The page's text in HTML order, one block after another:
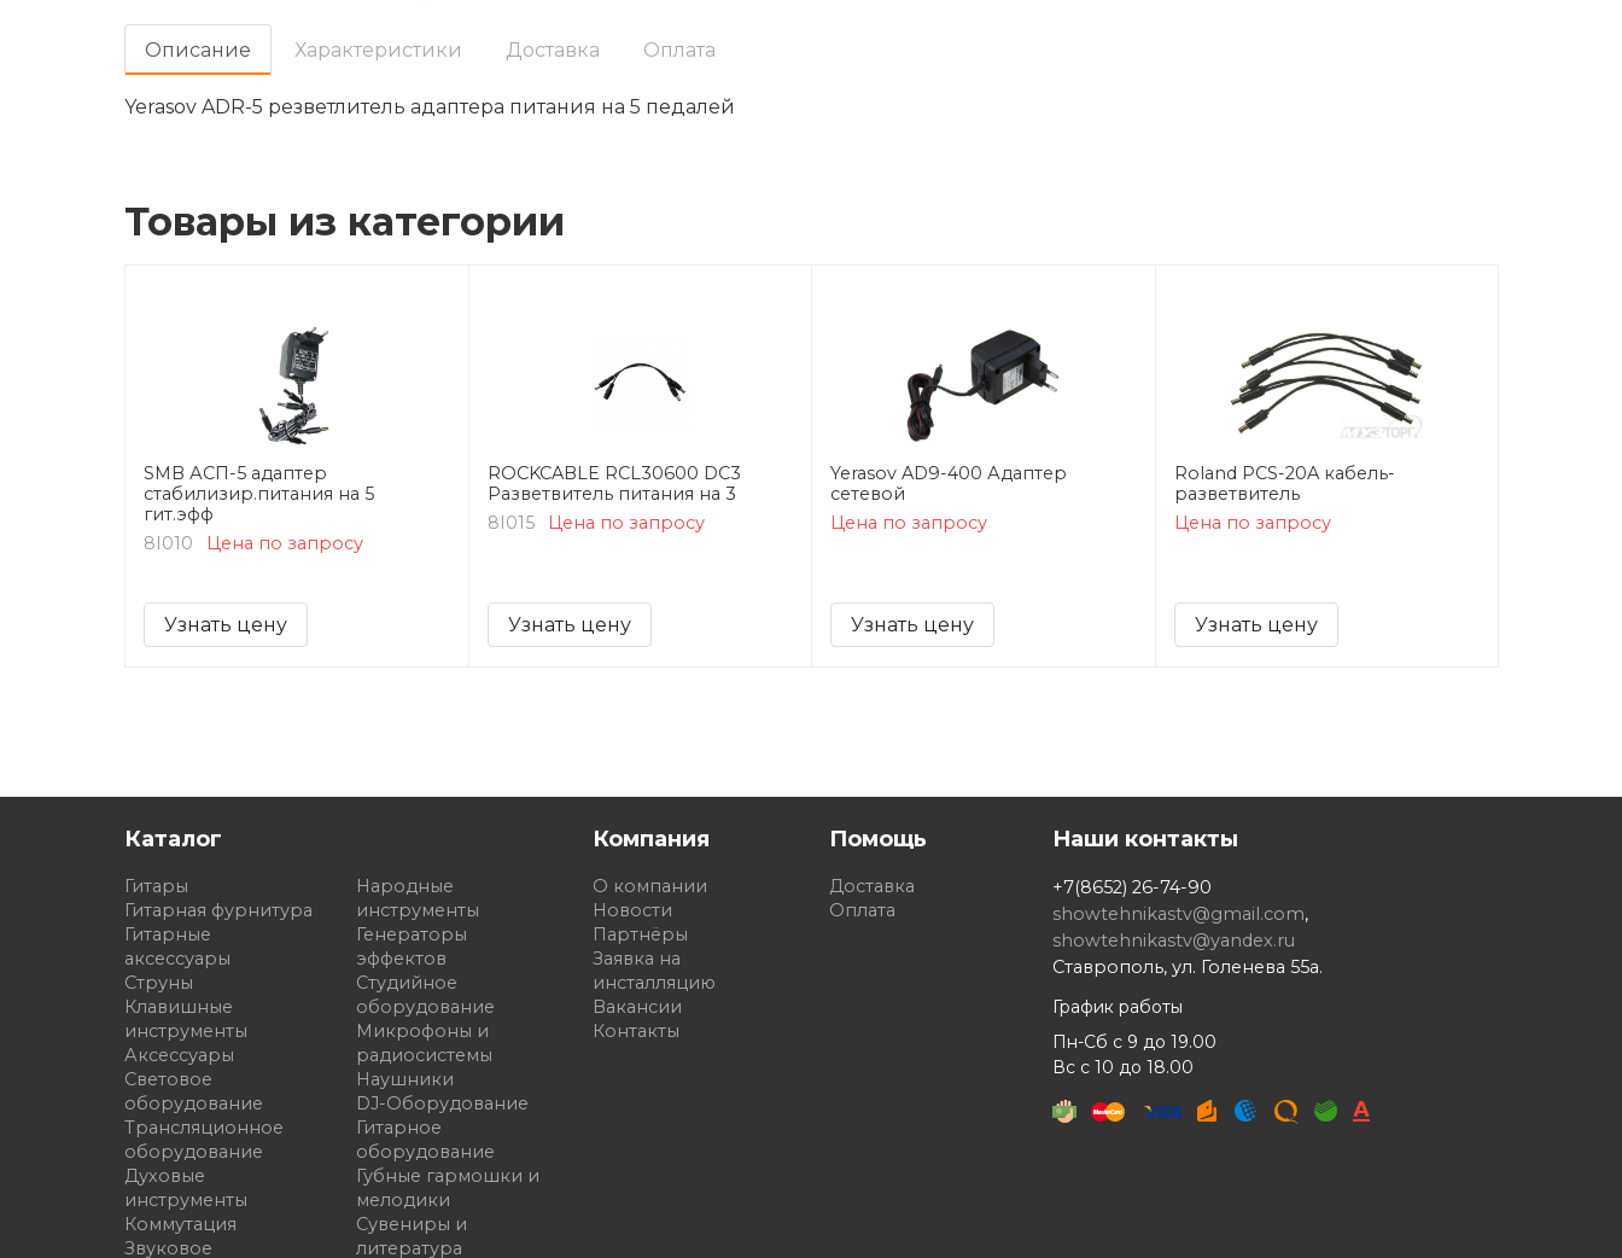
Oписание Характеристики Доставка Оплата
Yerasov ADR-5 резветлитель адаптера питания на 5 педалей
Товары из категории
SMB АСП-5 адаптер
стабилизир.питания на 5
гит.эфф
8I010
Цена по запросу
Узнать цену
ROCKCABLE RCL30600 DC3
Разветвитель питания на 3
8I015
Цена по запросу
Узнать цену
Yerasov AD9-400 Адаптер
сетевой
Цена по запросу
Узнать цену
Roland PCS-20A кабель-
разветвитель
Цена по запросу
Узнать цену
Каталог
Гитары
Гитарная фурнитура
Гитарные
аксессуары
Струны
Клавишные
инструменты
Аксессуары
Световое
оборудование
Трансляционное
оборудование
Духовые
инструменты
Коммутация
Звуковое
Народные
инструменты
Генераторы
эффектов
Студийное
оборудование
Микрофоны и
радиосистемы
Наушники
DJ-Оборудование
Гитарное
оборудование
Губные гармошки и
мелодики
Сувениры и
литература
Компания
О компании
Новости
Партнёры
Заявка на
инсталляцию
Вакансии
Контакты
Помощь
Доставка
Оплата
Наши контакты
+7(8652) 26-74-90
showtehnikastv@gmail.com,
showtehnikastv@yandex.ru
Ставрополь, ул. Голенева 55а.
График работы
Пн-Сб с 9 до 19.00
Вс с 10 до 18.00